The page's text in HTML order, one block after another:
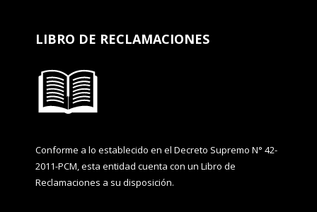
LIBRO DE RECLAMACIONES
Conforme a lo establecido en el Decreto Supremo N° 42-
2011-PCM, esta entidad cuenta con un Libro de
Reclamaciones a su disposición.